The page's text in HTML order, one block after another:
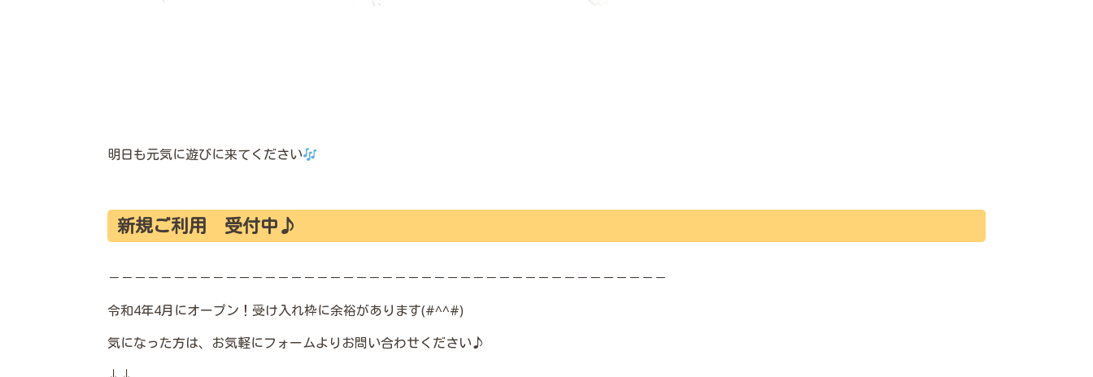
明日も元気に遊びに来てください
新規ご利用 受付中♪
－－－－－－－－－－－－－－－－－－－－－－－－－－－－－－－－－－－－－－－－－－－
令和4年4月にオープン！受け入れ枠に余裕があります(#^^#)
気になった方は、お気軽にフォームよりお問い合わせください♪